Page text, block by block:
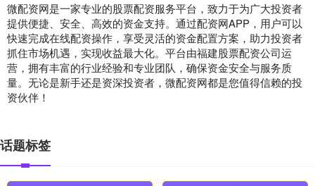
微配资网是一家专业的股票配资服务平台，致力于为广大投资者
提供便捷、安全、高效的资金支持。通过配资网APP，用户可以
快速完成在线配资操作，享受灵活的资金配置方案，助力投资者
抓住市场机遇，实现收益最大化。平台由福建股票配资公司运
营，拥有丰富的行业经验和专业团队，确保资金安全与服务质
量。无论是新手还是资深投资者，微配资网都是您值得信赖的投
资伙伴！
话题标签